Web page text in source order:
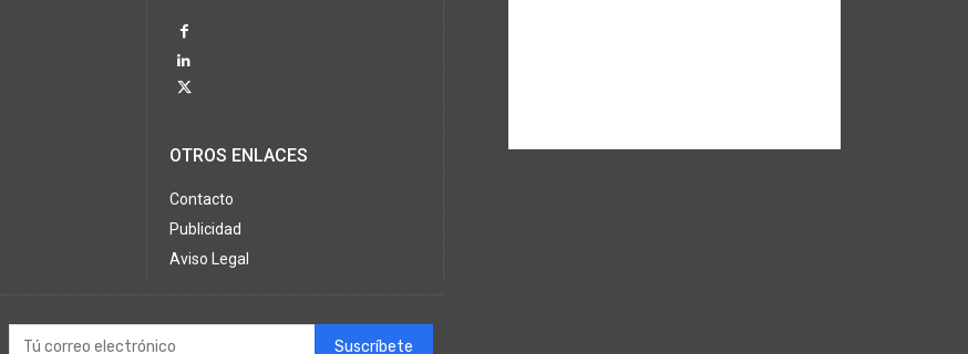
OTROS ENLACES
Contacto
Publicidad
Aviso Legal
Suscríbete